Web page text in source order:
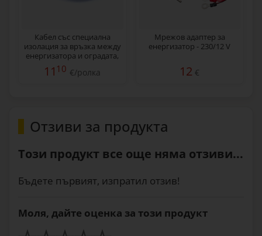
Кабел със специална
изолация за връзка между
енергизатора и оградата,
10 м
11 10 €/ролка
Мрежов адаптер за
енергизатор - 230/12 V
12 €
Отзиви за продукта
Този продукт все още няма отзиви...
Бъдете първият, изпратил отзив!
Моля, дайте оценка за този продукт